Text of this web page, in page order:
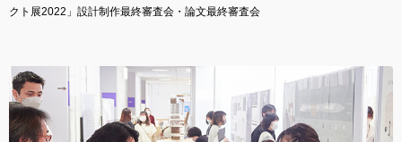
クト展2022」設計制作最終審査会・論文最終審査会